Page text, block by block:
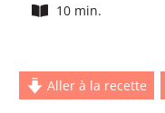
10 min.
Aller à la recette